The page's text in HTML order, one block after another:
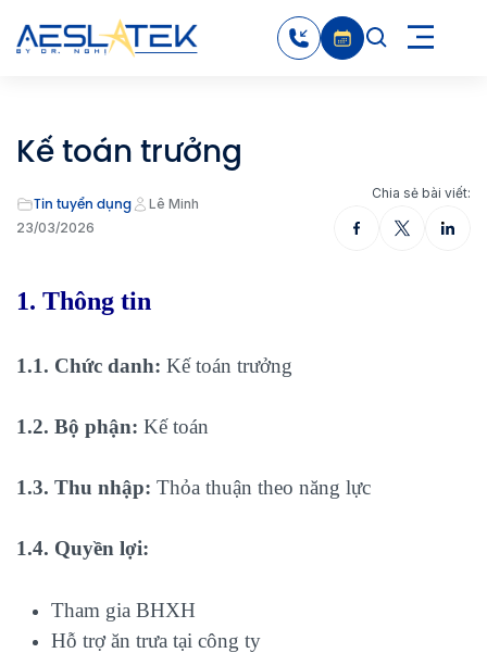
Kế toán trưởng
Tin tuyển dụng
Lê Minh
23/03/2026
Chia sẻ bài viết:
1. Thông tin
1.1. Chức danh: Kế toán trưởng
1.2. Bộ phận: Kế toán
1.3. Thu nhập: Thỏa thuận theo năng lực
1.4. Quyền lợi:
Tham gia BHXH
Hỗ trợ ăn trưa tại công ty